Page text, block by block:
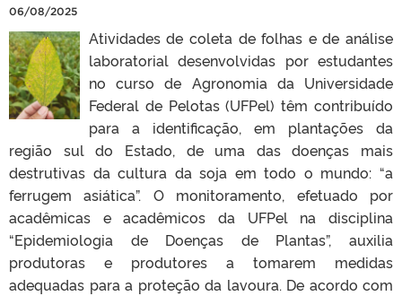
06/08/2025
Atividades de coleta de folhas e de análise
laboratorial desenvolvidas por estudantes
no curso de Agronomia da Universidade
Federal de Pelotas (UFPel) têm contribuído
para a identificação, em plantações da
região sul do Estado, de uma das doenças mais
destrutivas da cultura da soja em todo o mundo: “a
ferrugem asiática”. O monitoramento, efetuado por
acadêmicas e acadêmicos da UFPel na disciplina
“Epidemiologia de Doenças de Plantas”, auxilia
produtoras e produtores a tomarem medidas
adequadas para a proteção da lavoura. De acordo com